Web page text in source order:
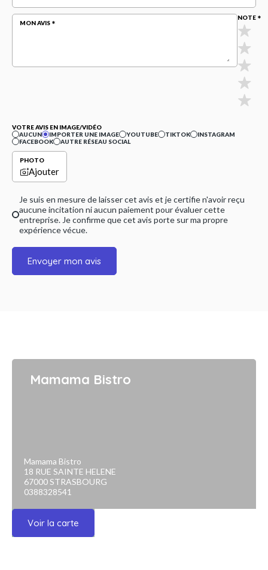
MON AVIS
NOTE
VOTRE AVIS EN IMAGE/VIDÉO
AUCUN
IMPORTER UNE IMAGE YOUTUBE TIKTOK
INSTAGRAM
FACEBOOK
AUTRE RÉSEAU SOCIAL
PHOTO
Ajouter
Je suis en mesure de laisser cet avis et je certifie n'avoir reçu
aucune incitation ni aucun paiement pour évaluer cette
entreprise. Je confirme que cet avis porte sur ma propre
expérience vécue.
Envoyer mon avis
Mamama Bistro
Mamama Bistro
18 RUE SAINTE HELENE
67000 STRASBOURG
0388328541
Voir la carte